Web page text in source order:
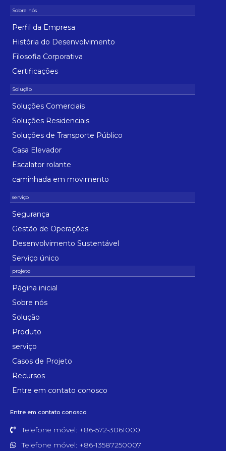
Perfil da Empresa
História do Desenvolvimento
Filosofia Corporativa
Certificações
Soluções Comerciais
Soluções Residenciais
Soluções de Transporte Público
Casa Elevador
Escalator rolante
caminhada em movimento
Segurança
Gestão de Operações
Desenvolvimento Sustentável
Serviço único
Página inicial
Sobre nós
Solução
Produto
serviço
Casos de Projeto
Recursos
Entre em contato conosco
Entre em contato conosco
Telefone móvel: +86-572-3061000
Telefone móvel: +86-13587250007